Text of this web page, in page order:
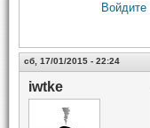
Войдите
сб, 17/01/2015 - 22:24
iwtke